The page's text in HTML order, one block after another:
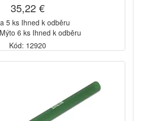
35,22 €
5 ks Ihned k odběru
6 ks Ihned k odběru
Kód: 12920